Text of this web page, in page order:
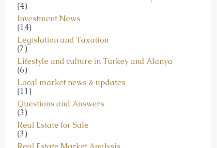
Investment News
(14)
Legislation and Taxation
(7)
Lifestyle and culture in Turkey and Alanya
(6)
Local market news & updates
(11)
Questions and Answers
(3)
Real Estate for Sale
(3)
Real Estate Market Analysis
(7)